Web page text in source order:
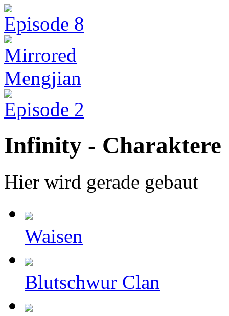
Episode 8
Mirrored
Mengjian
Episode 2
Infinity - Charaktere
Hier wird gerade gebaut
Waisen
Blutschwur Clan